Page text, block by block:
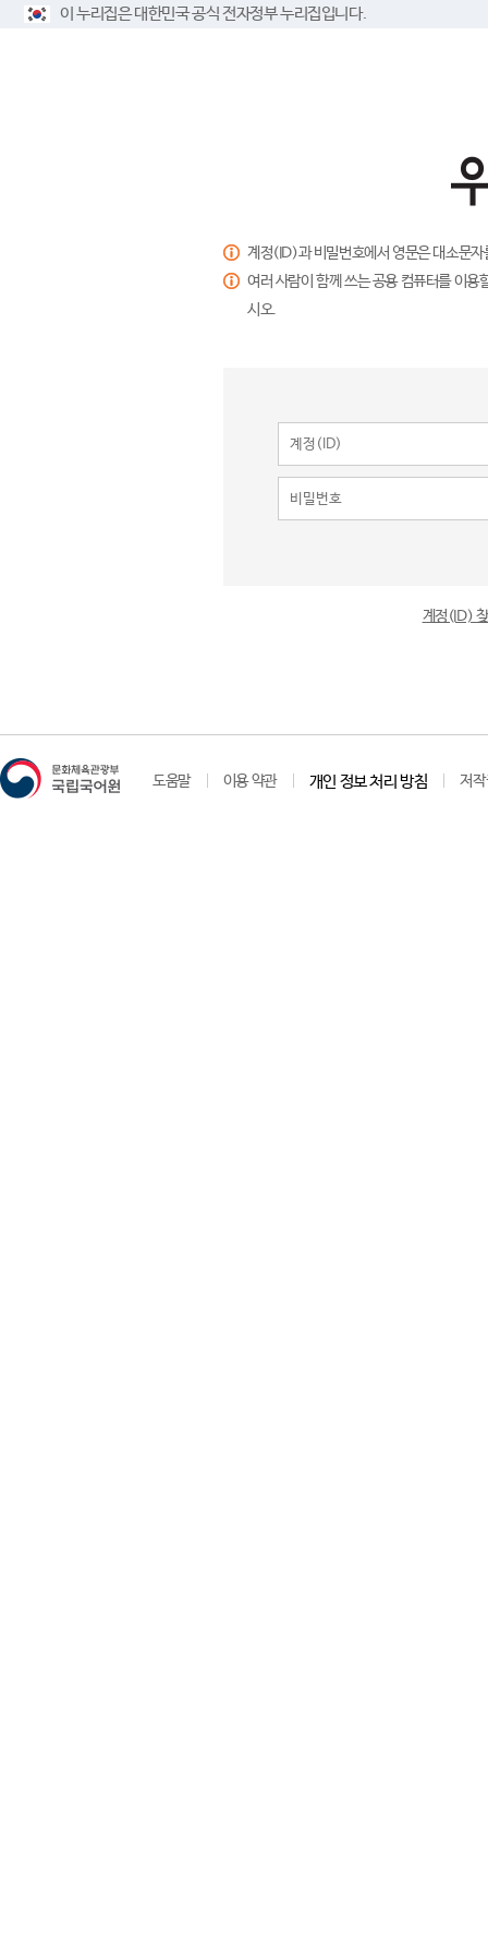
이 누리집은 대한민국 공식 전자정부 누리집입니다.
계정(ID)과 비밀번호에서 영문은 대소문
여러 사람이 함께 쓰는 공용 컴퓨터를 이
시오.
계정(ID)
도움말 이용 약관 개인 정보 처리 방침 저